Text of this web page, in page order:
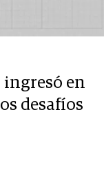
en
desafíos